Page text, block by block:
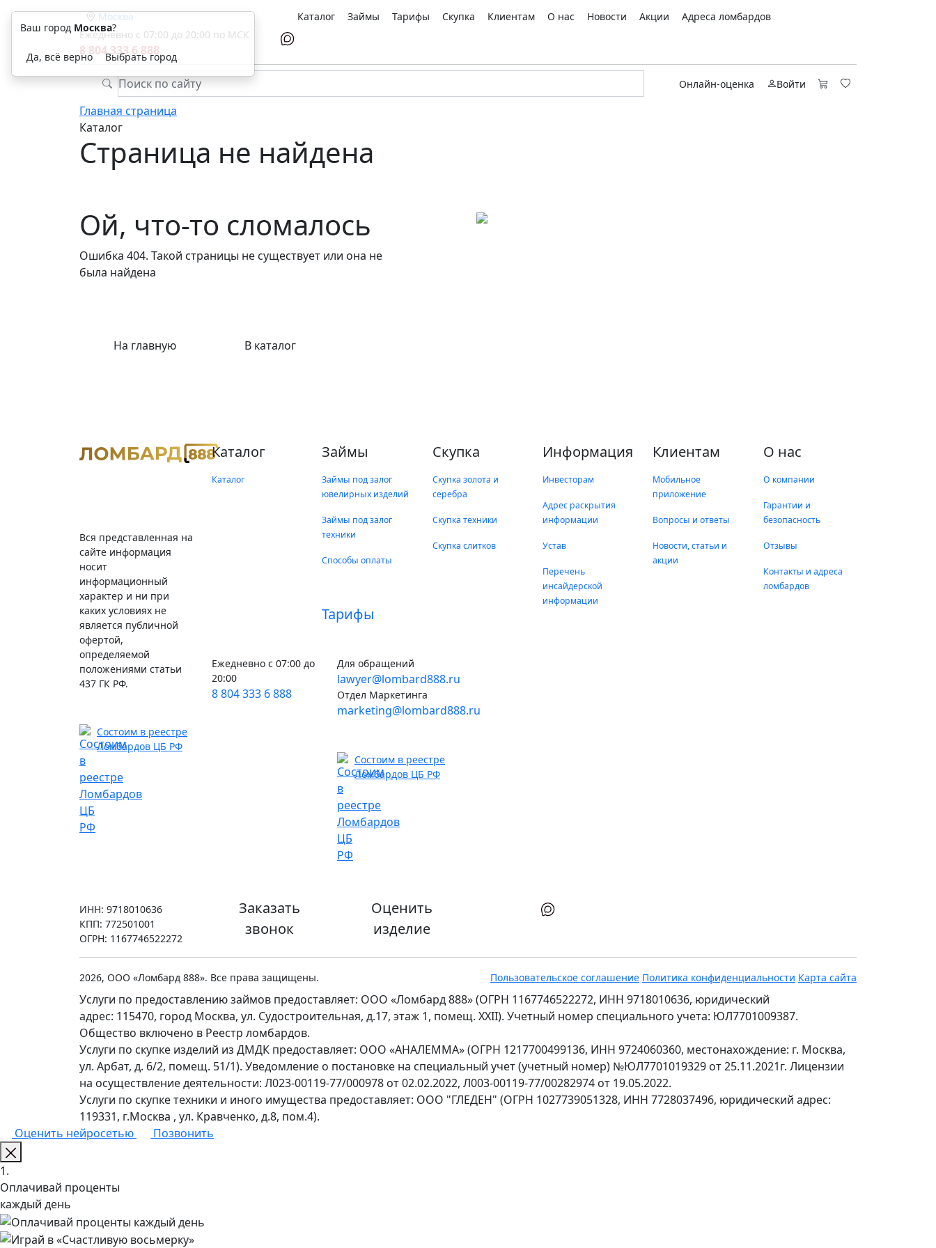
Москва Каталог Займы Тарифы Скупка Клиентам О нас Новости Акции
Адреса ломбардов
Ежедневно с 07:00 до 20:00 по МСК
8 804 333 6 888
Онлайн-оценка Войти
Главная страница
Каталог
Страница не найдена
Ой, что-то сломалось
Ошибка 404. Такой страницы не существует или она не
была найдена
На главную В каталог
Вся представленная на
сайте информация
носит
информационный
характер и ни при
каких условиях не
является публичной
офертой,
определяемой
положениями статьи
437 ГК РФ.
Состоим в реестре
Ломбардов ЦБ РФ
ИНН: 9718010636
КПП: 772501001
ОГРН: 1167746522272
Каталог
Каталог
Займы
Займы под залог
ювелирных изделий
Займы под залог
техники
Способы оплаты
Тарифы
Скупка
Скупка золота и
серебра
Скупка техники
Скупка слитков
Информация
Инвесторам
Адрес раскрытия
информации
Устав
Перечень
инсайдерской
информации
Клиентам
Мобильное
приложение
Вопросы и ответы
Новости, статьи и
акции
О нас
О компании
Гарантии и
безопасность
Отзывы
Контакты и адреса
ломбардов
Ежедневно с 07:00 до
20:00
8 804 333 6 888
Для обращений
lawyer@lombard888.ru
Отдел Маркетинга
marketing@lombard888.ru
Состоим в реестре
Ломбардов ЦБ РФ
Заказать
звонок
Оценить
изделие
2026, ООО «Ломбард 888». Все права защищены. Пользовательское соглашение Политика конфиденциальности Карта сайта
Услуги по предоставлению займов предоставляет: ООО «Ломбард 888» (ОГРН 1167746522272, ИНН 9718010636, юридический
адрес: 115470, город Москва, ул. Судостроительная, д.17, этаж 1, помещ. XXII). Учетный номер специального учета: ЮЛ7701009387.
Общество включено в Реестр ломбардов.
Услуги по скупке изделий из ДМДК предоставляет: ООО «АНАЛЕММА» (ОГРН 1217700499136, ИНН 9724060360, местонахождение: г. Москва,
ул. Арбат, д. 6/2, помещ. 51/1). Уведомление о постановке на специальный учет (учетный номер) №ЮЛ7701019329 от 25.11.2021г. Лицензии
на осуществление деятельности: Л023-00119-77/000978 от 02.02.2022, Л003-00119-77/00282974 от 19.05.2022.
Услуги по скупке техники и иного имущества предоставляет: ООО "ГЛЕДЕН" (ОГРН 1027739051328, ИНН 7728037496, юридический адрес:
119331, г.Москва , ул. Кравченко, д.8, пом.4).
Оценить нейросетью
Позвонить
Ваш город Москва?
Да, всё верно Выбрать город
1.
Оплачивай проценты
каждый день